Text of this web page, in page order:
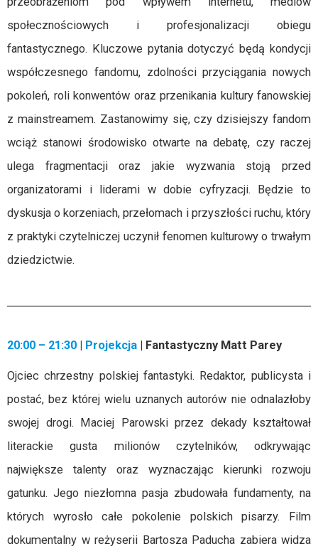
społecznościowych i profesjonalizacji obiegu
fantastycznego. Kluczowe pytania dotyczyć będą kondycji
współczesnego fandomu, zdolności przyciągania nowych
pokoleń, roli konwentów oraz przenikania kultury fanowskiej
z mainstreamem. Zastanowimy się, czy dzisiejszy fandom
wciąż stanowi środowisko otwarte na debatę, czy raczej
ulega fragmentacji oraz jakie wyzwania stoją przed
organizatorami i liderami w dobie cyfryzacji. Będzie to
dyskusja o korzeniach, przełomach i przyszłości ruchu, który
z praktyki czytelniczej uczynił fenomen kulturowy o trwałym
dziedzictwie.
20:00 – 21:30 | Projekcja | Fantastyczny Matt Parey
Ojciec chrzestny polskiej fantastyki. Redaktor, publicysta i
postać, bez której wielu uznanych autorów nie odnalazłoby
swojej drogi. Maciej Parowski przez dekady kształtował
literackie gusta milionów czytelników, odkrywając
największe talenty oraz wyznaczając kierunki rozwoju
gatunku. Jego niezłomna pasja zbudowała fundamenty, na
których wyrosło całe pokolenie polskich pisarzy. Film
dokumentalny w reżyserii Bartosza Paducha zabiera widza